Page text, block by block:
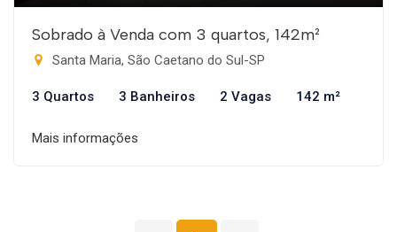
Sobrado à Venda com 3 quartos, 142m²
Santa Maria, São Caetano do Sul-SP
3 Quartos 3 Banheiros 2 Vagas 142 m²
Mais informações